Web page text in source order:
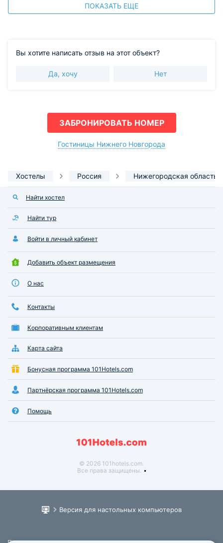
ПОКАЗАТЬ ЕЩЕ
Вы хотите написать отзыв на этот объект?
Да, хочу Нет
ЗАБРОНИРОВАТЬ НОМЕР
Гостиницы Нижнего Новгорода
Хостелы Россия Нижегородская область
Найти хостел
Найти тур
Войти в личный кабинет
Добавить объект размещения
О нас
Контакты
Корпоративным клиентам
Карта сайта
Бонусная программа 101Hotels.com
Партнёрская программа 101Hotels.com
Помощь
© 2026 101hotels.com.
Все права защищены.
Версия для настольных компьютеров